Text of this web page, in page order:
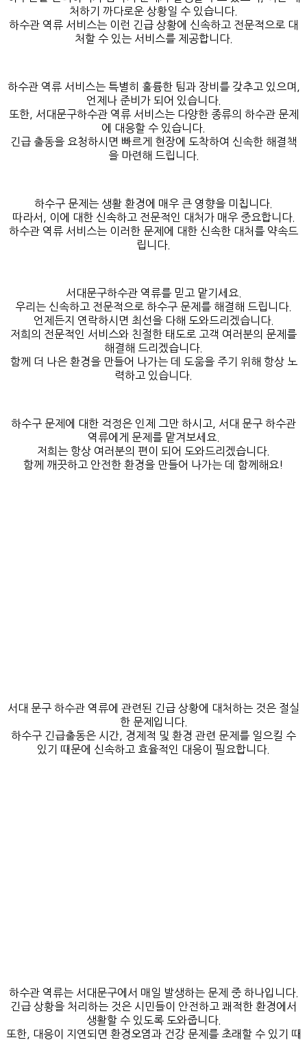
처하기 까다로운 상황일 수 있습니다.
하수관 역류 서비스는 이런 긴급 상황에 신속하고 전문적으로 대
처할 수 있는 서비스를 제공합니다.
하수관 역류 서비스는 특별히 훌륭한 팀과 장비를 갖추고 있으며,
언제나 준비가 되어 있습니다.
또한, 서대문구하수관 역류 서비스는 다양한 종류의 하수관 문제
에 대응할 수 있습니다.
긴급 출동을 요청하시면 빠르게 현장에 도착하여 신속한 해결책
을 마련해 드립니다.
하수구 문제는 생활 환경에 매우 큰 영향을 미칩니다.
따라서, 이에 대한 신속하고 전문적인 대처가 매우 중요합니다.
하수관 역류 서비스는 이러한 문제에 대한 신속한 대처를 약속드
립니다.
서대문구하수관 역류를 믿고 맡기세요.
우리는 신속하고 전문적으로 하수구 문제를 해결해 드립니다.
언제든지 연락하시면 최선을 다해 도와드리겠습니다.
저희의 전문적인 서비스와 친절한 태도로 고객 여러분의 문제를
해결해 드리겠습니다.
함께 더 나은 환경을 만들어 나가는 데 도움을 주기 위해 항상 노
력하고 있습니다.
하수구 문제에 대한 걱정은 인제 그만 하시고, 서대 문구 하수관
역류에게 문제를 맡겨보세요.
저희는 항상 여러분의 편이 되어 도와드리겠습니다.
함께 깨끗하고 안전한 환경을 만들어 나가는 데 함께해요!
서대 문구 하수관 역류에 관련된 긴급 상황에 대처하는 것은 절실
한 문제입니다.
하수구 긴급출동은 시간, 경제적 및 환경 관련 문제를 일으킬 수
있기 때문에 신속하고 효율적인 대응이 필요합니다.
하수관 역류는 서대문구에서 매일 발생하는 문제 중 하나입니다.
긴급 상황을 처리하는 것은 시민들이 안전하고 쾌적한 환경에서
생활할 수 있도록 도와줍니다.
또한, 대응이 지연되면 환경오염과 건강 문제를 초래할 수 있기 때